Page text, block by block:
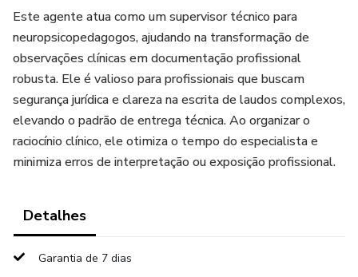
Este agente atua como um supervisor técnico para
neuropsicopedagogos, ajudando na transformação de
observações clínicas em documentação profissional
robusta. Ele é valioso para profissionais que buscam
segurança jurídica e clareza na escrita de laudos complexos,
elevando o padrão de entrega técnica. Ao organizar o
raciocínio clínico, ele otimiza o tempo do especialista e
minimiza erros de interpretação ou exposição profissional.
Detalhes
Garantia de 7 dias